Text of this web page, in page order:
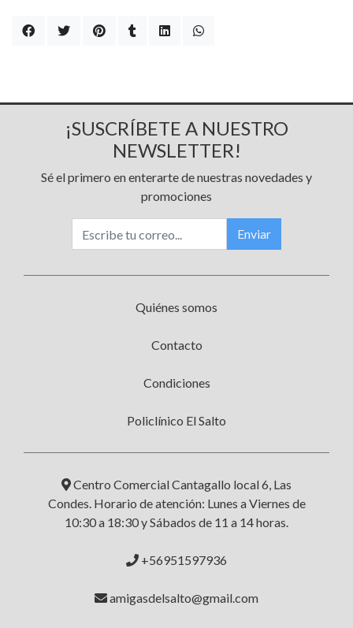
¡SUSCRÍBETE A NUESTRO
NEWSLETTER!
Sé el primero en enterarte de nuestras novedades y
promociones
Enviar
Quiénes somos
Contacto
Condiciones
Policlínico El Salto
Centro Comercial Cantagallo local 6, Las
Condes. Horario de atención: Lunes a Viernes de
10:30 a 18:30 y Sábados de 11 a 14 horas.
+56951597936
amigasdelsalto@gmail.com